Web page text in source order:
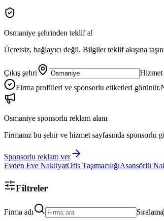
Osmaniye şehrinden teklif al
Ücretsiz, bağlayıcı değil. Bilgiler teklif akışına
Çıkış şehri Hizmet
Firma profilleri ve sponsorlu etiketleri görünür.
Osmaniye sponsorlu reklam alanı
Firmanız bu şehir ve hizmet sayfasında
Sponsorlu reklam ver
Evden Eve NakliyatOfis TaşımacılığıAsansörlü
Filtreler
Firma adı Sıralama